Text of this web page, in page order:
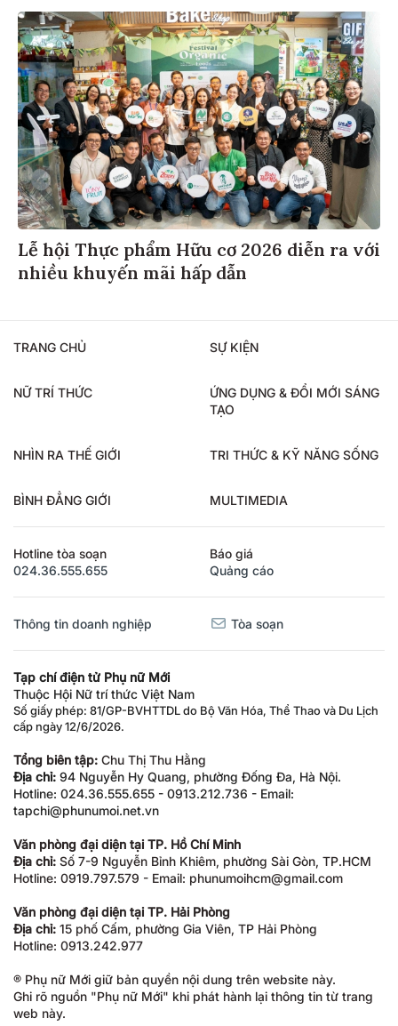
Lễ hội Thực phẩm Hữu cơ 2026 diễn ra với
nhiều khuyến mãi hấp dẫn
TRANG CHỦ SỰ KIỆN
NỮ TRÍ THỨC
ỨNG DỤNG & ĐỔI MỚI SÁNG
TẠO
NHÌN RA THẾ GIỚI TRI THỨC & KỸ NĂNG SỐNG
BÌNH ĐẲNG GIỚI MULTIMEDIA
Hotline tòa soạn
024.36.555.655
Báo giá
Quảng cáo
Thông tin doanh nghiệp Tòa soạn
Tạp chí điện tử Phụ nữ Mới
Thuộc Hội Nữ trí thức Việt Nam
Số giấy phép: 81/GP-BVHTTDL do Bộ Văn Hóa, Thể Thao và Du Lịch
cấp ngày 12/6/2026.
Tổng biên tập: Chu Thị Thu Hằng
Địa chỉ: 94 Nguyễn Hy Quang, phường Đống Đa, Hà Nội.
Hotline: 024.36.555.655 - 0913.212.736 - Email:
tapchi@phunumoi.net.vn
Văn phòng đại diện tại TP. Hồ Chí Minh
Địa chỉ: Số 7-9 Nguyễn Bỉnh Khiêm, phường Sài Gòn, TP.HCM
Hotline: 0919.797.579 - Email: phunumoihcm@gmail.com
Văn phòng đại diện tại TP. Hải Phòng
Địa chỉ: 15 phố Cấm, phường Gia Viên, TP Hải Phòng
Hotline: 0913.242.977
® Phụ nữ Mới giữ bản quyền nội dung trên website này.
Ghi rõ nguồn "Phụ nữ Mới" khi phát hành lại thông tin từ trang
web này.